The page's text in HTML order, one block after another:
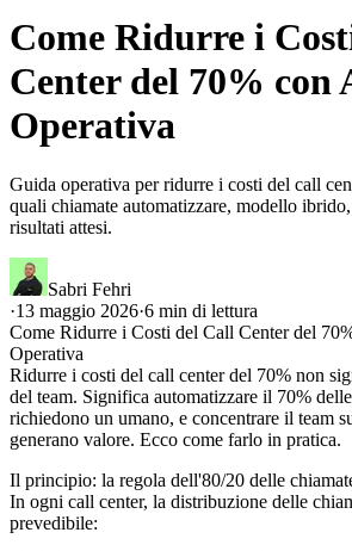
Come Ridurre i
Center del 70% con
Operativa
Guida operativa per ridurre i costi del call
quali chiamate automatizzare, modello
risultati attesi.
Sabri Fehri
·13 maggio 2026·6 min di lettura
Come Ridurre i Costi del Call Center del
Operativa
Ridurre i costi del call center del 70% non
del team. Significa automatizzare il 70%
richiedono un umano, e concentrare il team
generano valore. Ecco come farlo in pratica.
Il principio: la regola dell'80/20 delle
In ogni call center, la distribuzione delle
prevedibile: